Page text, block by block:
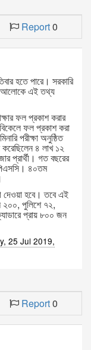
Report0
হতে পারে। সরকারি
আলোকে এই তথ্য
ফল প্রকাশ করার
ফল প্রকাশ করা
পরীক্ষা অনুষ্ঠিত
৪ লাখ ১২
প্রার্থী। গত বছরের
৪০তম
দেওয়া হবে। তবে এই
২০০, পুলিশে ৭২,
প্রায় ৮০০ জন
25 Jul 2019,
Report0